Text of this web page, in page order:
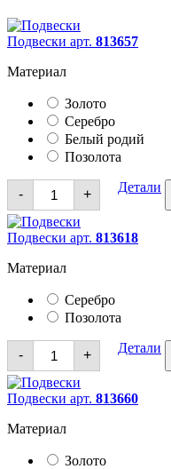
Подвески арт. 813657
Материал
Золото
Серебро
Белый родий
Позолота
-
Подвески
quantity
+ Детали
Подвески арт. 813618
Материал
Серебро
Позолота
-
Подвески
quantity
+ Детали
Подвески арт. 813660
Материал
Золото